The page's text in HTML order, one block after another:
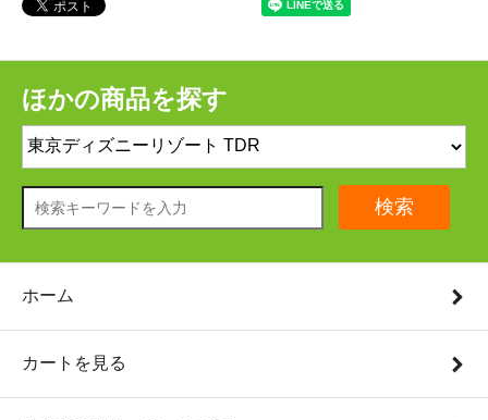
ほかの商品を探す
検索
ホーム
カートを見る